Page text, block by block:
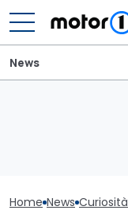
News
Home News Curiosità